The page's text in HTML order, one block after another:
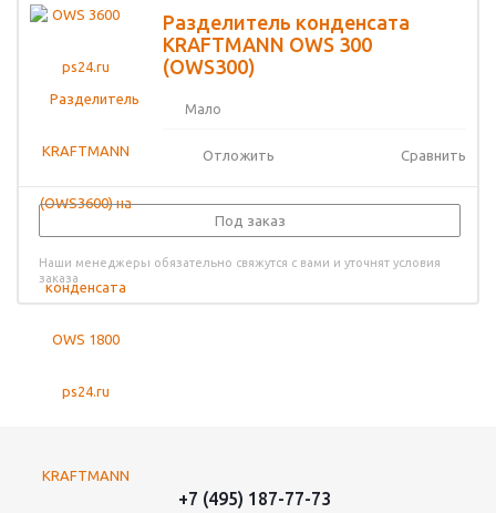
Разделитель конденсата
KRAFTMANN OWS 300
(OWS300)
Мало
Отложить Сравнить
Под заказ
Наши менеджеры обязательно свяжутся с вами и уточнят условия
заказа
+7 (495) 187-77-73